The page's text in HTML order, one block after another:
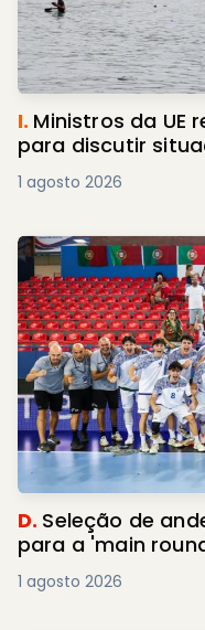
I. Ministros da UE
para discutir
1 agosto 2026
D. Seleção de
para a 'main
1 agosto 2026